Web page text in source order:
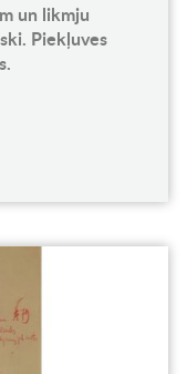
un likmju
Piekļuves